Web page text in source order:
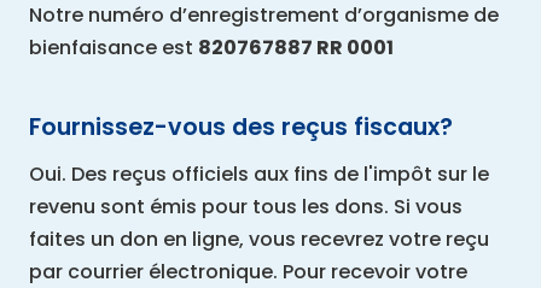
Notre numéro d’enregistrement d’organisme de
bienfaisance est 820767887 RR 0001
Fournissez-vous des reçus fiscaux?
Oui. Des reçus officiels aux fins de l'impôt sur le
revenu sont émis pour tous les dons. Si vous
faites un don en ligne, vous recevrez votre reçu
par courrier électronique. Pour recevoir votre